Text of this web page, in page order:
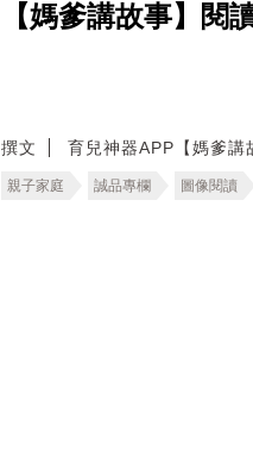
【媽爹講故事】閱
撰文 育兒神器APP【媽爹講
親子家庭 誠品專欄 圖像閱讀